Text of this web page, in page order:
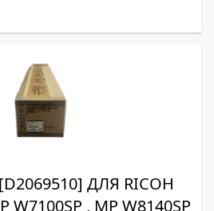
ДЛЯ RICOH
W7100SP , MP W8140SP